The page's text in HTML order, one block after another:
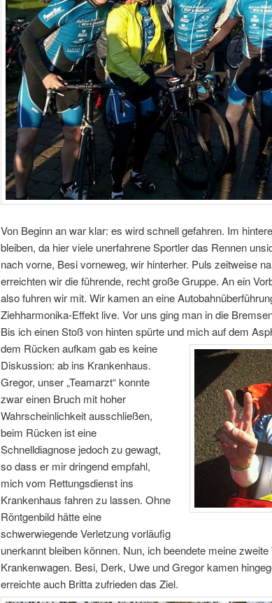
Von Beginn an war klar: es wird schnell gefahren. Im
bleiben, da hier viele unerfahrene Sportler das Rennen
nach vorne, Besi vorneweg, wir hinterher. Puls zeitweise
erreichten wir die führende, recht große Gruppe. An ein
also fuhren wir mit. Wir kamen an eine
Ziehharmonika-Effekt live. Vor uns ging man in die
Bis ich einen Stoß von hinten spürte und mich auf dem
dem Rücken aufkam gab es keine
Diskussion: ab ins Krankenhaus.
Gregor, unser „Teamarzt“ konnte
zwar einen Bruch mit hoher
Wahrscheinlichkeit ausschließen,
beim Rücken ist eine
Schnelldiagnose jedoch zu gewagt,
so dass er mir dringend empfahl,
mich vom Rettungsdienst ins
Krankenhaus fahren zu lassen. Ohne
Röntgenbild hätte eine
schwerwiegende Verletzung vorläufig
unerkannt bleiben können. Nun, ich beendete meine
Krankenwagen. Besi, Derk, Uwe und Gregor kamen
erreichte auch Britta zufrieden das Ziel.